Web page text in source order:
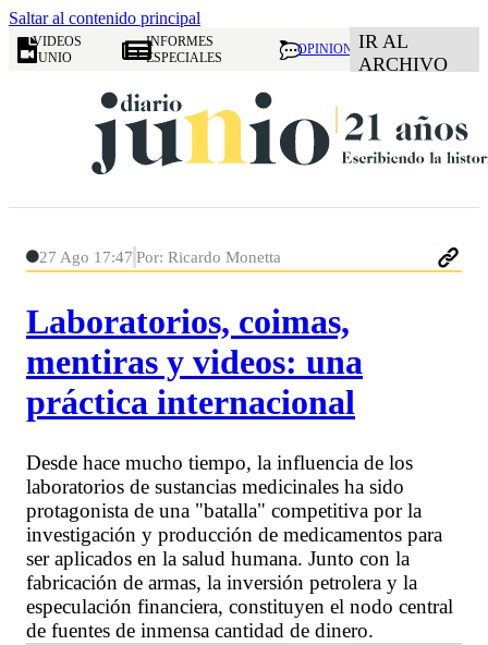
Saltar al contenido principal
VIDEOS
JUNIO
INFORMES
ESPECIALES
OPINION IR AL
ARCHIVO
27 Ago 17:47 Por: Ricardo Monetta
Laboratorios, coimas,
mentiras y videos: una
práctica internacional
Desde hace mucho tiempo, la influencia de los
laboratorios de sustancias medicinales ha sido
protagonista de una "batalla" competitiva por la
investigación y producción de medicamentos para
ser aplicados en la salud humana. Junto con la
fabricación de armas, la inversión petrolera y la
especulación financiera, constituyen el nodo central
de fuentes de inmensa cantidad de dinero.